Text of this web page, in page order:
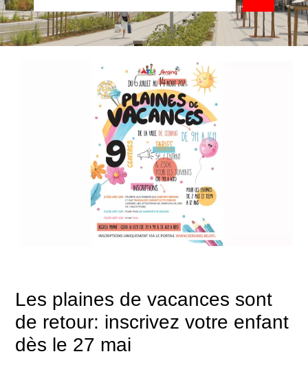
Les plaines de vacances sont
de retour: inscrivez votre enfant
dès le 27 mai